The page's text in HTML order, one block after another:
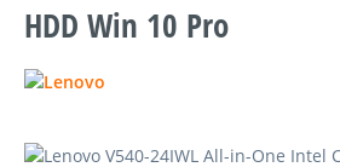
HDD Win 10 Pro
Bildergalerie überspringen